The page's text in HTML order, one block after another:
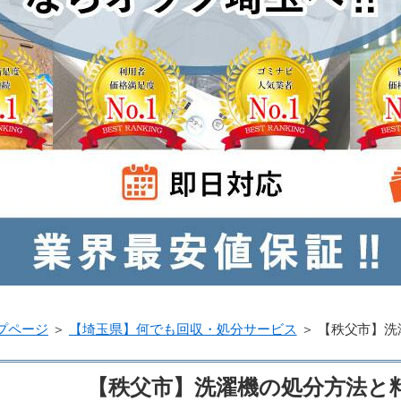
ページ ＞ 【埼玉県】何でも回収・処分サービス ＞ 【秩父市】
【秩父市】洗濯機の処分方法と